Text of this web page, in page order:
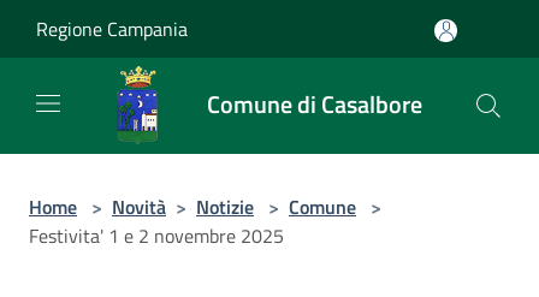
Regione Campania
Comune di Casalbore
Home > Novità > Notizie > Comune >
Festivita' 1 e 2 novembre 2025